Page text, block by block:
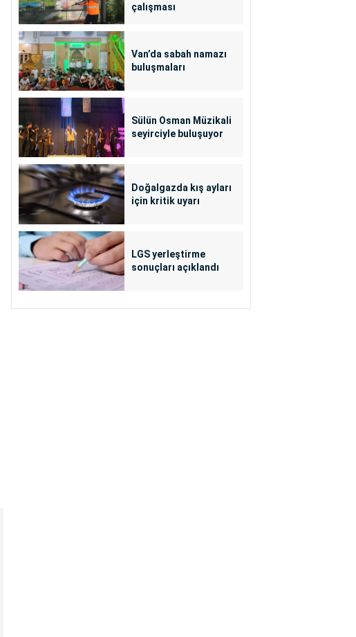
çalışması
Van’da sabah namazı
buluşmaları
Sülün Osman Müzikali
seyirciyle buluşuyor
Doğalgazda kış ayları
için kritik uyarı
LGS yerleştirme
sonuçları açıklandı